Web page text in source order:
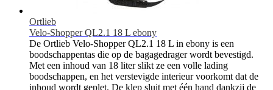
Ortlieb
Velo-Shopper QL2.1 18 L ebony
De Ortlieb Velo-Shopper QL2.1 18 L in ebony is een
boodschappentas die op de bagagedrager wordt bevestigd.
Met een inhoud van 18 liter slikt ze een volle lading
boodschappen, en het verstevigde interieur voorkomt dat de
inhoud wordt geplet. De klep sluit met één hand dankzij de